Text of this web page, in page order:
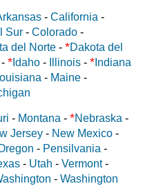
- California -
Sur - Colorado -
del Norte - *Dakota del
- * Idaho - Illinois - * Indiana
- Maine -
- Montana - *Nebraska -
Jersey - New Mexico -
- Pensilvania -
- Utah - Vermont-
- Washington